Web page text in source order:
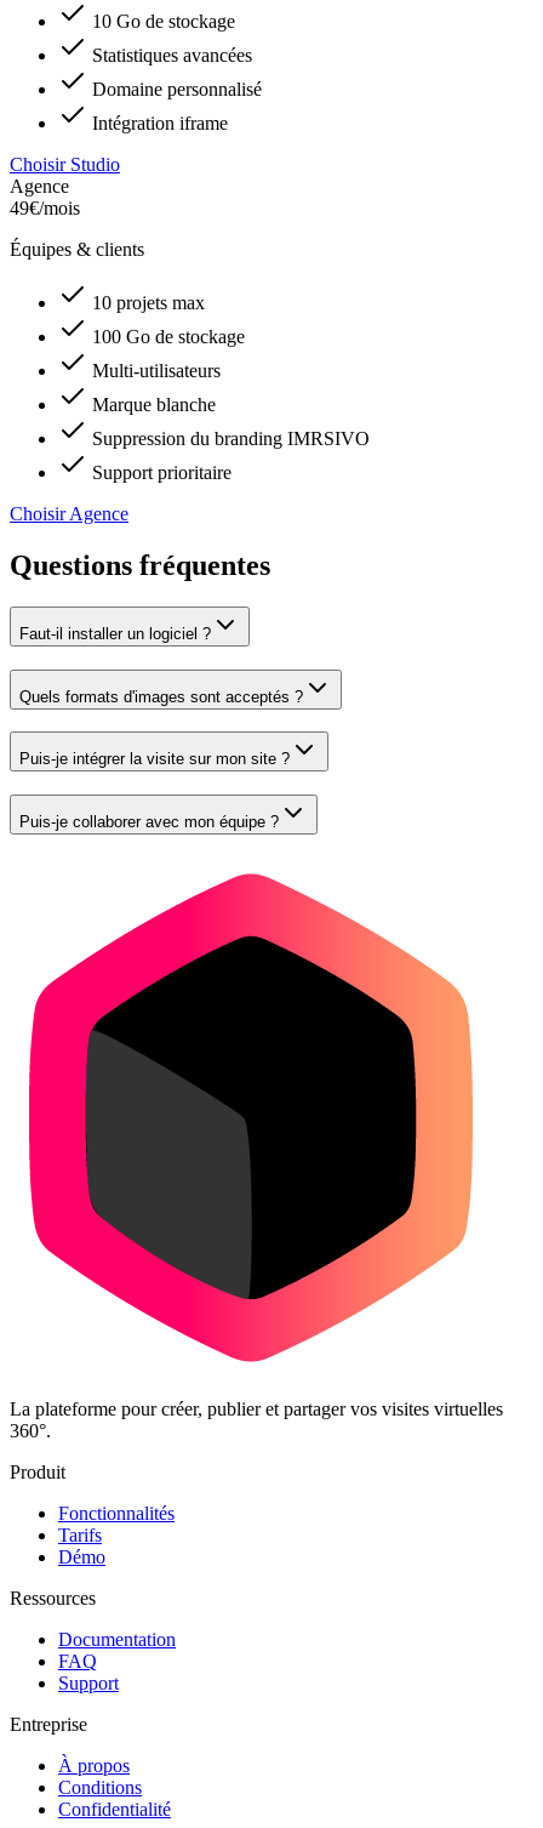
10 Go de stockage
Statistiques avancées
Domaine personnalisé
Intégration iframe
Choisir Studio
Agence
49€/mois
Équipes & clients
10 projets max
100 Go de stockage
Multi-utilisateurs
Marque blanche
Suppression du branding IMRSIVO
Support prioritaire
Choisir Agence
Questions fréquentes
Faut-il installer un logiciel ?
Quels formats d'images sont acceptés ?
Puis-je intégrer la visite sur mon site ?
Puis-je collaborer avec mon équipe ?
La plateforme pour créer, publier et partager vos visites virtuelles
360°.
Produit
Fonctionnalités
Tarifs
Démo
Ressources
Documentation
FAQ
Support
Entreprise
À propos
Conditions
Confidentialité